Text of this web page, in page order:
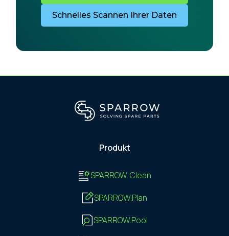
Schnelles Scannen Ihrer Daten
Produkt
SPARROW. Clean
SPARROW.Plan
SPARROW.Pool